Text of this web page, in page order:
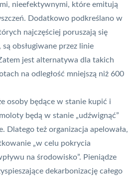
nieefektywnymi, które emitują
Dodatkowo podkreślano w
najczęściej poruszają się
obsługiwane przez linie
jest alternatywa dla takich
na odległość mniejszą niż 600
osoby będące w stanie kupić i
będą w stanie „udźwignąć”
Dlatego też organizacja apelowała,
„w celu pokrycia
na środowisko”. Pieniądze
dekarbonizację całego